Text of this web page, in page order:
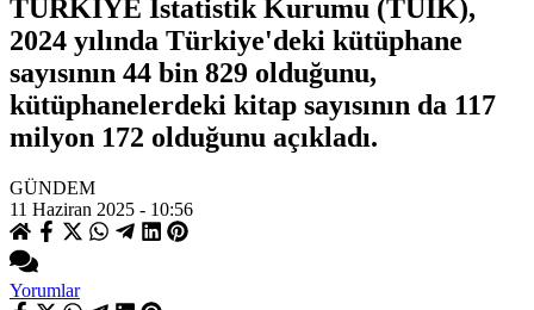
TÜRKİYE İstatistik Kurumu (TÜİK),
2024 yılında Türkiye'deki kütüphane
sayısının 44 bin 829 olduğunu,
kütüphanelerdeki kitap sayısının da 117
milyon 172 olduğunu açıkladı.
GÜNDEM
11 Haziran 2025 - 10:56
Yorumlar